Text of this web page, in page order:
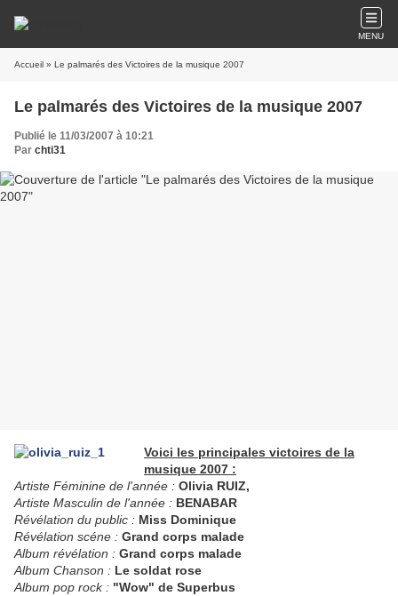
MENU
Accueil » Le palmarés des Victoires de la musique 2007
Le palmarés des Victoires de la musique 2007
Publié le 11/03/2007 à 10:21
Par chti31
Voici les principales victoires de la
musique 2007 :
Artiste Féminine de l'année : Olivia RUIZ,
Artiste Masculin de l'année : BENABAR
Révélation du public : Miss Dominique
Révélation scéne : Grand corps malade
Album révélation : Grand corps malade
Album Chanson : Le soldat rose
Album pop rock : "Wow" de Superbus